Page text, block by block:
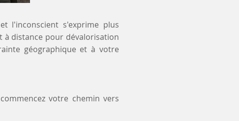
l'inconscient s'exprime plus
à distance pour dévalorisation
géographique et à votre
votre chemin vers